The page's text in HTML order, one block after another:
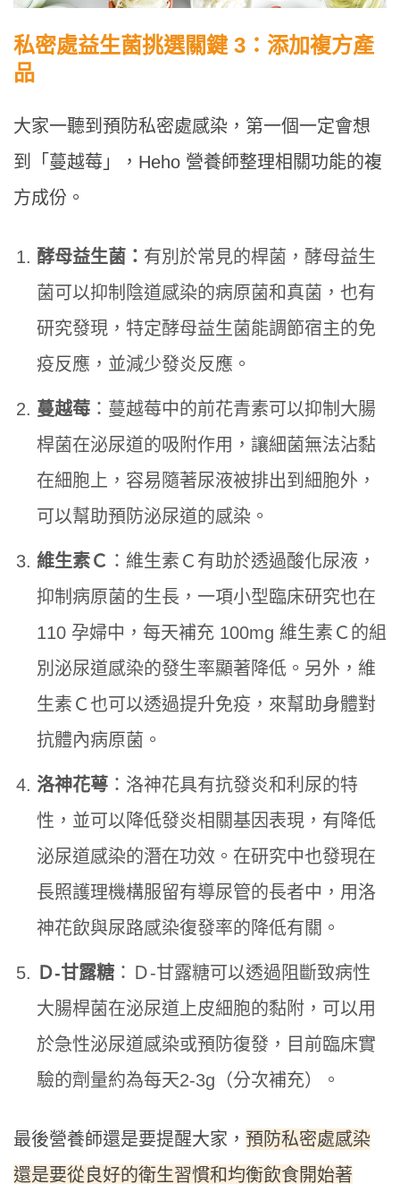
私密處益生菌挑選關鍵 3：添加複方產
品
大家一聽到預防私密處感染，第一個一定會想
到「蔓越莓」，Heho 營養師整理相關功能的複
方成份。
酵母益生菌： 有別於常見的桿菌，酵母益生
菌可以抑制陰道感染的病原菌和真菌，也有
研究發現，特定酵母益生菌能調節宿主的免
疫反應，並減少發炎反應。
蔓越莓 ：蔓越莓中的前花青素可以抑制大腸
桿菌在泌尿道的吸附作用，讓細菌無法沾黏
在細胞上，容易隨著尿液被排出到細胞外，
可以幫助預防泌尿道的感染。
維生素Ｃ ：維生素Ｃ有助於透過酸化尿液，
抑制病原菌的生長，一項小型臨床研究也在
110 孕婦中，每天補充 100mg 維生素Ｃ的組
別泌尿道感染的發生率顯著降低。另外，維
生素Ｃ也可以透過提升免疫，來幫助身體對
抗體內病原菌。
洛神花萼 ：洛神花具有抗發炎和利尿的特
性，並可以降低發炎相關基因表現，有降低
泌尿道感染的潛在功效。在研究中也發現在
長照護理機構服留有導尿管的長者中，用洛
神花飲與尿路感染復發率的降低有關。
Ｄ-甘露糖 ：Ｄ-甘露糖可以透過阻斷致病性
大腸桿菌在泌尿道上皮細胞的黏附，可以用
於急性泌尿道感染或預防復發，目前臨床實
驗的劑量約為每天2-3g（分次補充）。
最後營養師還是要提醒大家， 預防私密處感染
還是要從良好的衛生習慣和均衡飲食開始著